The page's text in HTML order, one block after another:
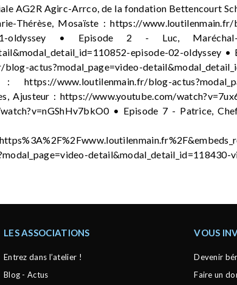
AG2R Agirc-Arrco, de la fondation Bettencourt
Thérèse, Mosaïste : https://www.loutilenmain.fr/
01-oldyssey • Episode 2 - Luc,
episode-02-oldyssey •
actus?modal_page=video-
www.loutilenmain.fr/blog-
Ajusteur : https://www.youtube.com/
• Episode 7 - Patrice,
detail&modal_detail_id=118430-
LES ASSOCIATIONS
Entrez dans l’atelier !
Blog - Actus
VOUS
Devenir
Faire un